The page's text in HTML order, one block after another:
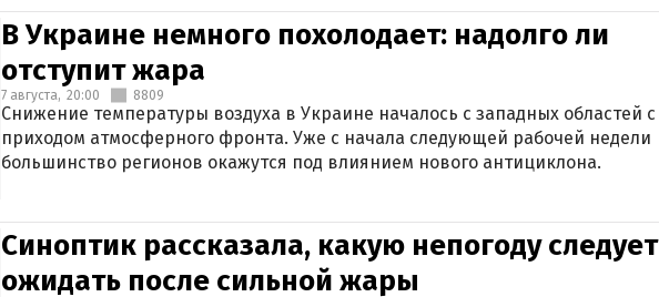
В Украине немного похолодает: надолго ли
отступит жара
7 августа, 20:00 8809
Снижение температуры воздуха в Украине началось с западных областей с
приходом атмосферного фронта. Уже с начала следующей рабочей недели
большинство регионов окажутся под влиянием нового антициклона.
Синоптик рассказала, какую непогоду следует
ожидать после сильной жары